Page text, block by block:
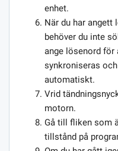
enhet.
När du har
behöver du inte
ange lösenord för
synkroniseras
automatiskt.
Vrid
motorn.
Gå till fliken som
tillstånd på